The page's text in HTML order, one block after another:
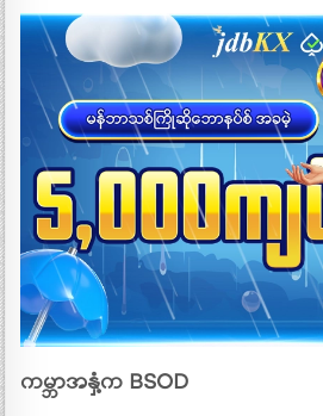
ကမ္ဘာအနှံ့က BSOD